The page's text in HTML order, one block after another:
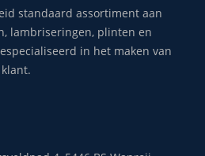
standaard assortiment aan
lambriseringen, plinten en
in het maken van